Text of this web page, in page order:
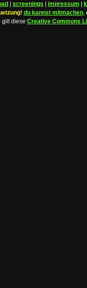
screenings impressum
du kannst mitmachen,
gilt diese Creative Commons